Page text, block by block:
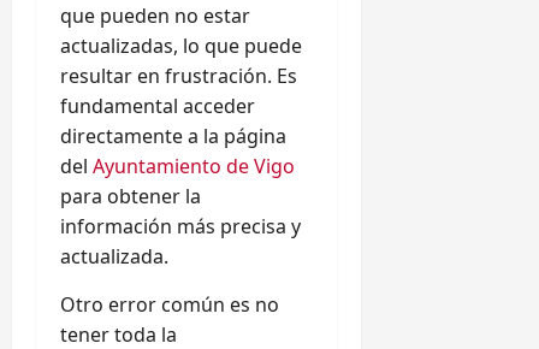
que pueden no estar
actualizadas, lo que puede
resultar en frustración. Es
fundamental acceder
directamente a la página
del Ayuntamiento de Vigo
para obtener la
información más precisa y
actualizada.
Otro error común es no
tener toda la